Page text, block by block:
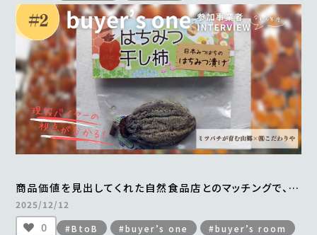
商品価値を見出してくれた自然食品店とのマッチングで、
手づくりの「はちみつ干し柿」がすべて完売
＜from buyer’s one＞
2025/12/12
0 #BtoB #buyer’s one
#buyer’s room